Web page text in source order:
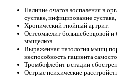
Наличие очагов воспаления в
суставе, инфицирование
Хронический гнойный артрит.
Остеомиелит большеберцовой и
мыщелков.
Выраженная патология мышц
неспособность пациента
Тромбофлебит в стадии
Острые психические